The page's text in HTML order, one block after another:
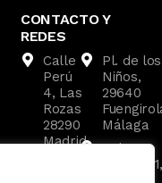
CONTACTO Y
REDES
Calle
Perú
4, Las
Rozas
28290
Madrid
Pl. de los
Niños,
29640
Málaga
C. las
Malvas, 1,